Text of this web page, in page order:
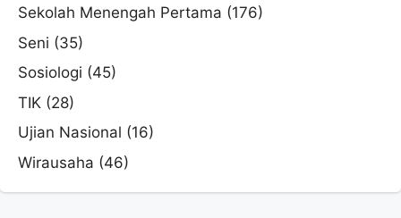
Sekolah Menengah Pertama (176)
Seni (35)
Sosiologi (45)
TIK (28)
Ujian Nasional (16)
Wirausaha (46)